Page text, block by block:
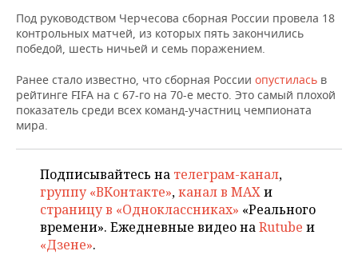
ФИГУРНОЕ КАТАНИЕ
ХОККЕЙ С МЯЧОМ
МЕДИЦИНА
ПРОИСШЕСТВИЯ
Под руководством Черчесова сборная России провела 18
контрольных матчей, из которых пять закончились
победой, шесть ничьей и семь поражением.
Ранее стало известно, что сборная России опустилась в
рейтинге FIFA на с 67-го на 70-е место. Это самый плохой
показатель среди всех команд-участниц чемпионата
мира.
Подписывайтесь на телеграм-канал,
группу «ВКонтакте»,канал в MAXи
страницу в «Одноклассниках» «Реального
времени». Ежедневные видео наRutube и
«Дзене».